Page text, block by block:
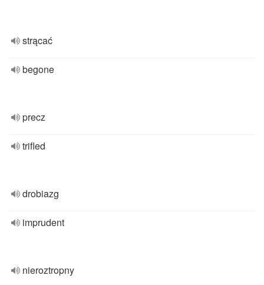
strącać
begone
precz
trifled
drobiazg
imprudent
nieroztropny